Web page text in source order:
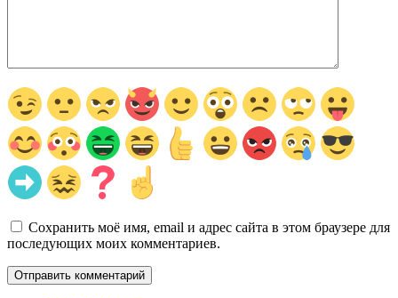
Сохранить моё имя, email и адрес сайта в этом браузере для
последующих моих комментариев.